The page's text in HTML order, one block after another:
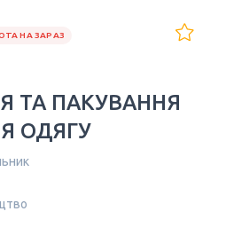
НА ЗАРАЗ
ТА ПАКУВАННЯ
ОДЯГУ